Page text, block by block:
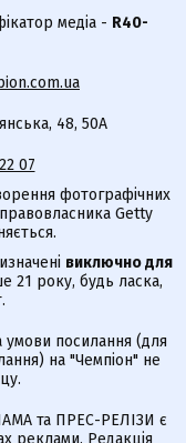
медіа - R40-
48, 50А
07
фотографічних
правовласника Getty
виключно для
21 року, будь ласка,
умови посилання (для
на "Чемпіон" не
та ПРЕС-РЕЛІЗИ є
реклами. Редакція